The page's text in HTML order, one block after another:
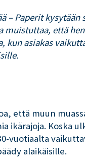
– Paperit
muistuttaa, että
kun asiakas
että muun
ikärajoja. Koska
vuotiaalta
alaikäisille.